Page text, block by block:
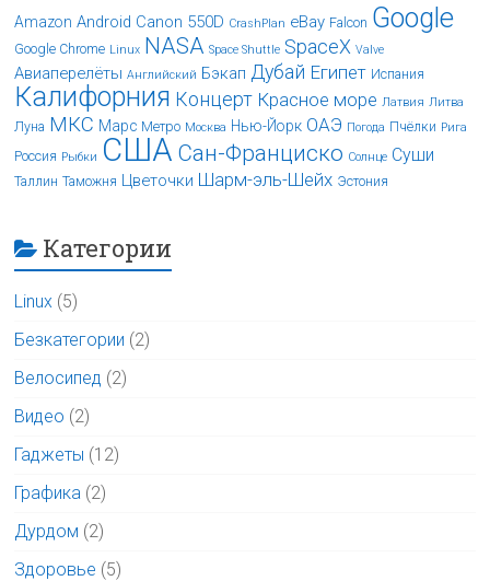
Amazon Android Canon 550D CrashPlan eBay Falcon Google
Google Chrome Linux NASA Space Shuttle SpaceX Valve
Авиаперелёты Английский Бэкап Дубай Египет Испания
Калифорния Концерт Красное море Латвия Литва
Луна МКС Марс Метро Москва Нью-Йорк ОАЭ Погода Пчёлки Рига
Россия Рыбки США Сан-Франциско Солнце Суши
Таллин Таможня Цветочки Шарм-эль-Шейх Эстония
Категории
Linux (5)
Безкатегории (2)
Велосипед (2)
Видео (2)
Гаджеты (12)
Графика (2)
Дурдом (2)
Здоровье (5)